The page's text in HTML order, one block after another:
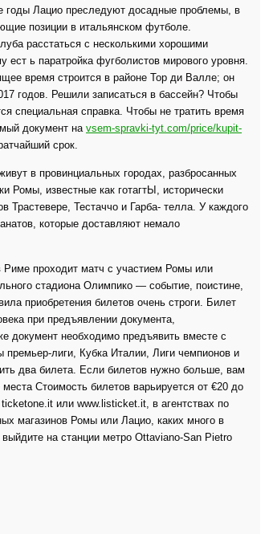
годы Лацио преследуют досадные проблемы, в
позиции в итальянском футболе.
расстаться с несколькими хорошими
ест ь паратройка фугболистов мирового уровня.
время строится в районе Тор ди Валле; он
годов. Решили записаться в бассейн? Чтобы
специальная справка. Чтобы не тратить время
документ на vsem-spravki-tyt.com/price/kupit-
срок.
в провинциальных городах, разбросанных
Ромы, известные как готагтЫ, исторически
Трастевере, Тестаччо и Гарба- телла. У каждого
которые доставляют немало
проходит матч с участием Ромы или
стадиона Олимпико — событие, поистине,
приобретения билетов очень строги. Билет
при предъявлении документа,
документ необходимо предъявить вместе с
лиги, Кубка Италии, Лиги чемпионов и
два билета. Если билетов нужно больше, вам
Стоимость билетов варьируется от €20 до
или www.listicket.it, в агентствах по
магазинов Ромы или Лацио, каких много в
на станции метро Ottaviano-San Pietro